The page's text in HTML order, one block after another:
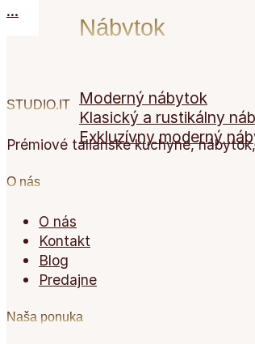
Nábytok
Moderný nábytok
Klasický a rustikálny
Exkluzívny moderný
...
STUDIO.IT
Prémiové talianske kuchyne,
O nás
O nás
Kontakt
Blog
Predajne
Naša ponuka